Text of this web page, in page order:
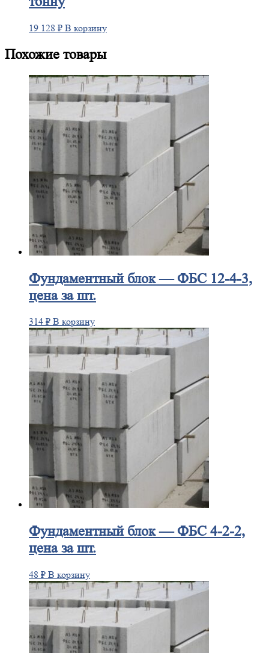
19 128 ₽ В корзину
Похожие товары
Фундаментныйблок — ФБС 12-4-3,
цена за шт.
314 ₽ В корзину
Фундаментныйблок — ФБС 4-2-2,
цена за шт.
48 ₽ В корзину